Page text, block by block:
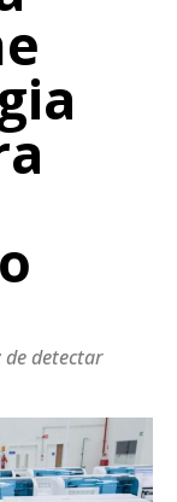
de detectar